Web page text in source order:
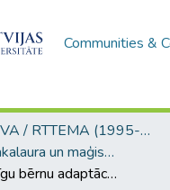
Communities &
RPIVA / RTTEMA (1995-2016)
RPIVA Bakalaura un maģistra darbi / RTTEMA Bachelor's and Master's theses (1995-2017)
2 – 3 gadīgu bērnu adaptācijas īpatnības pirmsskolas izglītības iestādē, to korekcija